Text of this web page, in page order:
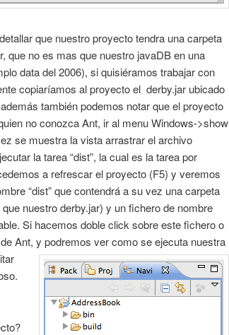
que nuestro proyecto tendra una carpeta
que no es mas que nuestro javaDB en una
data del 2006), si quisiéramos trabajar con
copiaríamos al proyecto el derby.jar ubicado
también podemos notar que el proyecto
no conozca Ant, ir al menu Windows->show
se muestra la vista arrastrar el archivo
la tarea “dist”, la cual es la tarea por
a refrescar el proyecto (F5) y veremos
“dist” que contendrá a su vez una carpeta
nuestro derby.jar) y un fichero de nombre
Si hacemos doble click sobre este fichero o
Ant, y podremos ver como se ejecuta nuestra